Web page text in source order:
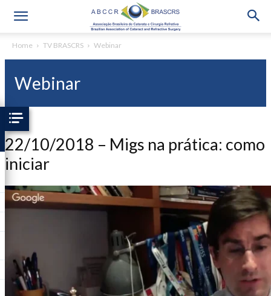
Home TV BRASCRS Webinar
Webinar
22/10/2018 – Migs na prática: como
iniciar